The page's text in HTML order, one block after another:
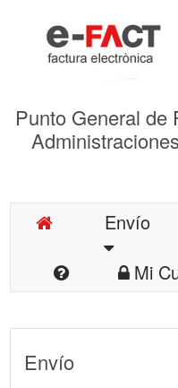
Punto General de
Envío
Mi
Envío